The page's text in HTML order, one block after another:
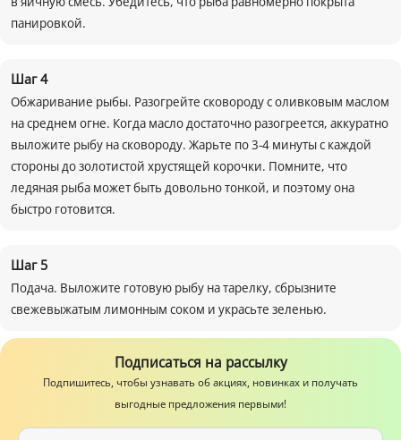
панировкой.
Шаг4
Обжаривание рыбы. Разогрейте сковороду с оливковым маслом
на среднем огне. Когда масло достаточно разогреется, аккуратно
выложите рыбу на сковороду. Жарьте по 3-4 минуты с каждой
стороны до золотистой хрустящей корочки. Помните, что
ледяная рыба может быть довольно тонкой, и поэтому она
быстро готовится.
Шаг 5
Подача. Выложите готовую рыбу на тарелку, сбрызните
свежевыжатым лимонным соком и украсьте зеленью.
Подписаться на рассылку
Подпишитесь, чтобы узнавать об акциях, новинках и получать
выгодные предложения первыми!